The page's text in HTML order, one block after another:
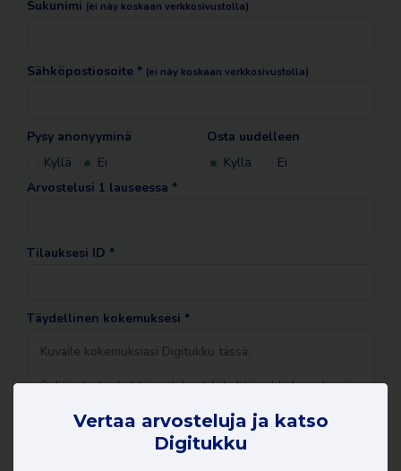
Sukunimi (ei näy koskaan verkkosivustolla)
Sähköpostiosoite * (ei näy koskaan verkkosivustolla)
Pysy anonyyminä
Kyllä
Ei
Osta uudelleen
Kyllä
Ei
Arvostelusi 1 lauseessa *
Tilauksesi ID *
Täydellinen kokemuksesi *
Vertaa arvosteluja ja katso
Digitukku